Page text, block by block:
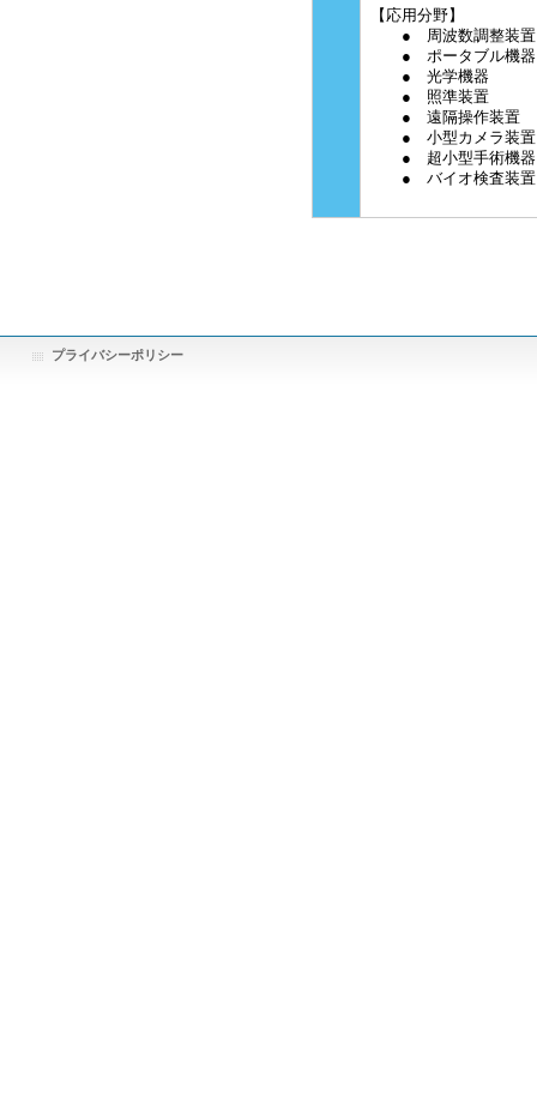
【応用分野】
● 周波数調整装置
● ポータブル機器
● 光学機器
● 照準装置
● 遠隔操作装置
● 小型カメラ装置
● 超小型手術機器
● バイオ検査装置
プライバシーポリシー